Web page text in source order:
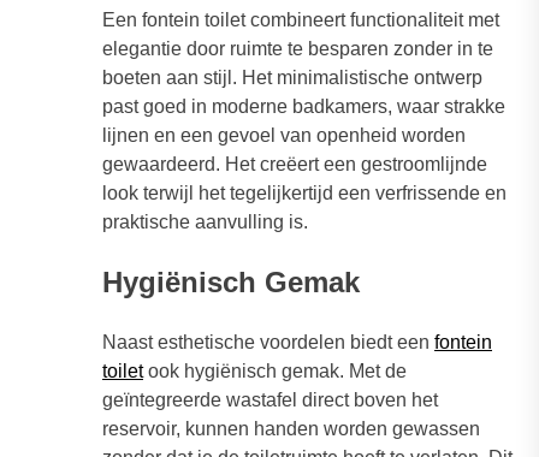
Een fontein toilet combineert functionaliteit met
elegantie door ruimte te besparen zonder in te
boeten aan stijl. Het minimalistische ontwerp
past goed in moderne badkamers, waar strakke
lijnen en een gevoel van openheid worden
gewaardeerd. Het creëert een gestroomlijnde
look terwijl het tegelijkertijd een verfrissende en
praktische aanvulling is.
Hygiënisch Gemak
Naast esthetische voordelen biedt een fontein
toiletook hygiënisch gemak. Met de
geïntegreerde wastafel direct boven het
reservoir, kunnen handen worden gewassen